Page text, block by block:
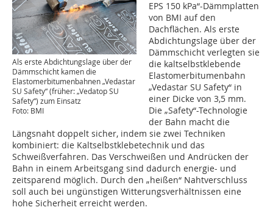
Als erste Abdichtungslage über der
Dämmschicht kamen die
Elastomerbitumenbahnen „Vedastar
SU Safety“ (früher: „Vedatop SU
Safety“) zum Einsatz
Foto: BMI
EPS 150 kPa“-Dämmplatten
von BMI auf den
Dachflächen. Als erste
Abdichtungslage über der
Dämmschicht verlegten sie
die kaltselbstklebende
Elastomerbitumenbahn
„Vedastar SU Safety“ in
einer Dicke von 3,5 mm.
Die „Safety“-Technologie
der Bahn macht die
Längsnaht doppelt sicher, indem sie zwei Techniken
kombiniert: die Kaltselbstklebetechnik und das
Schweißverfahren. Das Verschweißen und Andrücken der
Bahn in einem Arbeitsgang sind dadurch energie- und
zeitsparend möglich. Durch den „heißen“ Nahtverschluss
soll auch bei ungünstigen Witterungsverhältnissen eine
hohe Sicherheit erreicht werden.